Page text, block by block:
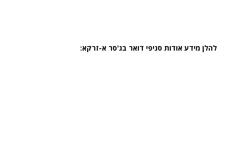
להלן מידע אודות סניפי דואר בג'סר א-זרקא: